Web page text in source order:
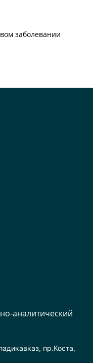
заболевании
аналитический
пр.Коста,